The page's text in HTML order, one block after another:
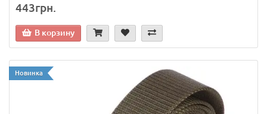
443грн.
В корзину
Новинка